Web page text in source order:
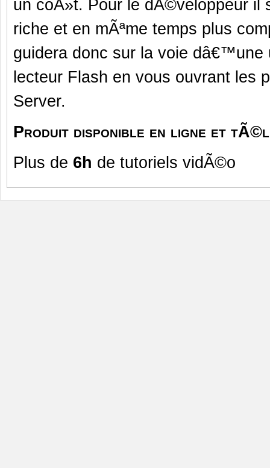
un coÃ»t. Pour le dÃ©veloppeur
riche et en mÃªme temps plus
guidera donc sur la voie
lecteur Flash en vous ouvrant les
Server.
Produit disponible en ligne et
Plus de 6h de tutoriels vidÃ©o